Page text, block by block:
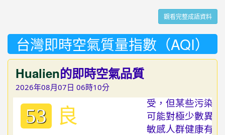
觀看完整成語資料
台灣即時空氣質量指數（AQI）
Hualien的即時空氣品質
2026年08月07日 06時10分
53 良